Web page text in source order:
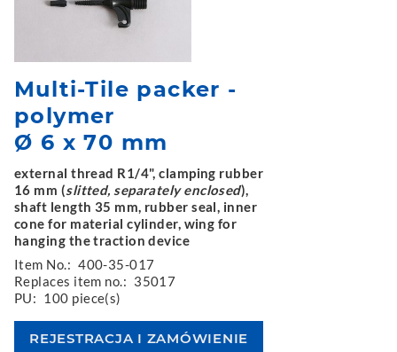
Multi-Tile packer -
polymer
Ø 6 x 70 mm
external thread R1/4", clamping rubber
16 mm (slitted, separately enclosed),
shaft length 35 mm, rubber seal, inner
cone for material cylinder, wing for
hanging the traction device
Item No.: 400-35-017
Replaces item no.: 35017
PU: 100 piece(s)